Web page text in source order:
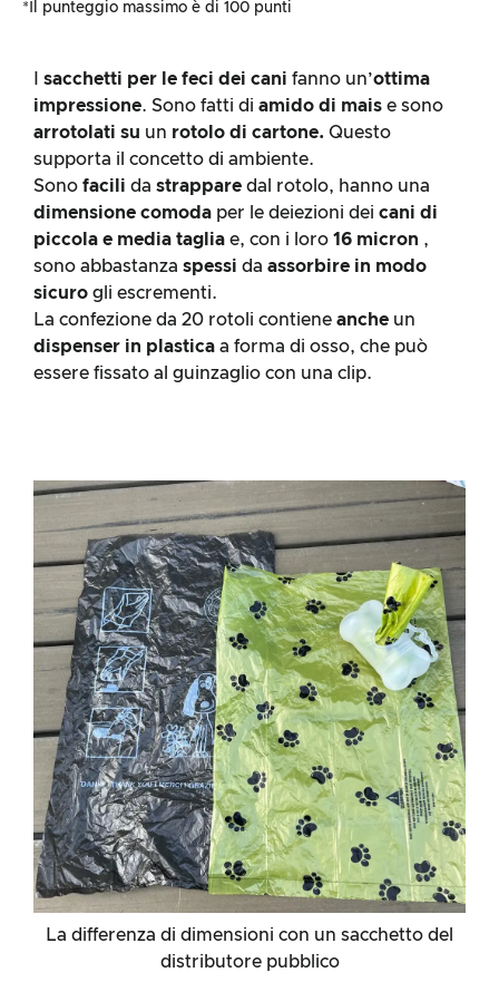
*Il punteggio massimo è di 100 punti
La differenza di dimensioni con un sacchetto del
distributore pubblico
sacchetti per le feci dei cani fanno un’ottima
impressione. Sono fatti di amido di mais e sono
arrotolati su un rotolo di cartone. Questo
supporta il concetto di ambiente.
Sono facili da strappare dal rotolo, hanno una
dimensione comoda per le deiezioni dei cani di
piccola e media taglia e, con i loro 16 micron ,
sono abbastanza spessi da assorbire in modo
sicuro gli escrementi.
La confezione da 20 rotoli contiene anche un
dispenser in plastica a forma di osso, che può
essere fissato al guinzaglio con una clip.